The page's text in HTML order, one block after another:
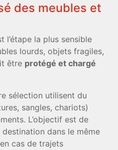
des meubles et
l’étape la plus sensible
lourds, objets fragiles,
être protégé et chargé
sélection utilisent du
sangles, chariots)
L’objectif est de
dans le même
cas de trajets